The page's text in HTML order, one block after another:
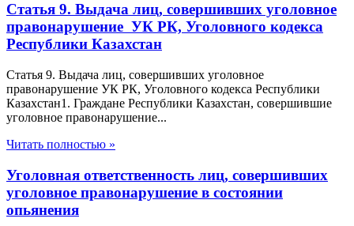
Статья 9. Выдача лиц, совершивших уголовное
правонарушение УК РК, Уголовного кодекса
Республики Казахстан
Статья 9. Выдача лиц, совершивших уголовное
правонарушение УК РК, Уголовного кодекса Республики
Казахстан1. Граждане Республики Казахстан, совершившие
уголовное правонарушение...
Читать полностью »
Уголовная ответственность лиц, совершивших
уголовное правонарушение в состоянии
опьянения